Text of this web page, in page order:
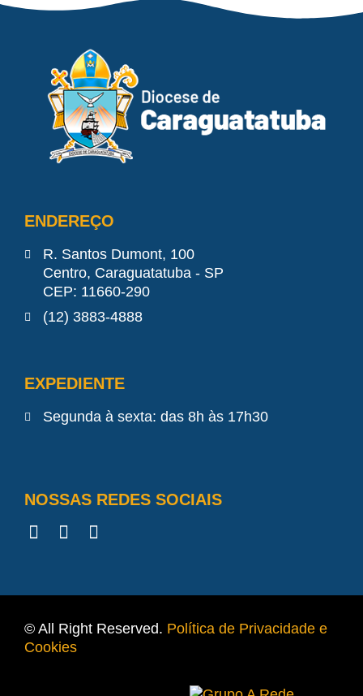
ENDEREÇO
R. Santos Dumont, 100
Centro, Caraguatatuba - SP
CEP: 11660-290
(12) 3883-4888
EXPEDIENTE
Segunda à sexta: das 8h às 17h30
NOSSAS REDES SOCIAIS
© All Right Reserved. Política de Privacidade e
Cookies